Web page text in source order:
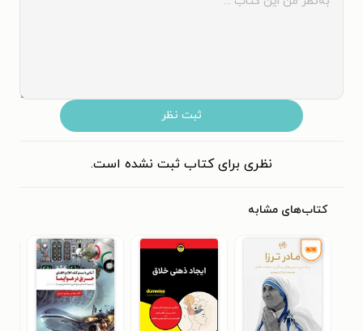
ثبت نظر
نظری برای کتاب ثبت نشده است.
کتاب‌های مشابه